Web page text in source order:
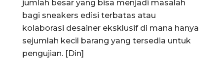
jumlah besar yang bisa menjadi masalah
bagi sneakers edisi terbatas atau
kolaborasi desainer eksklusif di mana hanya
sejumlah kecil barang yang tersedia untuk
pengujian. [Din]